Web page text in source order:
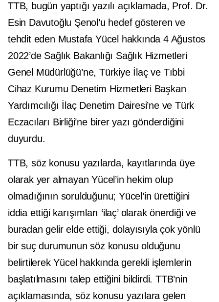
TTB, bugün yaptığı yazılı açıklamada, Prof. Dr.
Esin Davutoğlu Şenol’u hedef gösteren ve
tehdit eden Mustafa Yücel hakkında 4 Ağustos
2022’de Sağlık Bakanlığı Sağlık Hizmetleri
Genel Müdürlüğü’ne, Türkiye İlaç ve Tıbbi
Cihaz Kurumu Denetim Hizmetleri Başkan
Yardımcılığı İlaç Denetim Dairesi’ne ve Türk
Eczacıları Birliği’ne birer yazı gönderdiğini
duyurdu.
TTB, söz konusu yazılarda, kayıtlarında üye
olarak yer almayan Yücel’in hekim olup
olmadığının sorulduğunu; Yücel’in ürettiğini
iddia ettiği karışımları ‘ilaç’ olarak önerdiği ve
buradan gelir elde ettiği, dolayısıyla çok yönlü
bir suç durumunun söz konusu olduğunu
belirtilerek Yücel hakkında gerekli işlemlerin
başlatılmasını talep ettiğini bildirdi. TTB’nin
açıklamasında, söz konusu yazılara gelen